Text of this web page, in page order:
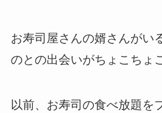
お寿司屋さんの婿さんがい
のとの出会いがちょこちょ
以前、お寿司の食べ放題を